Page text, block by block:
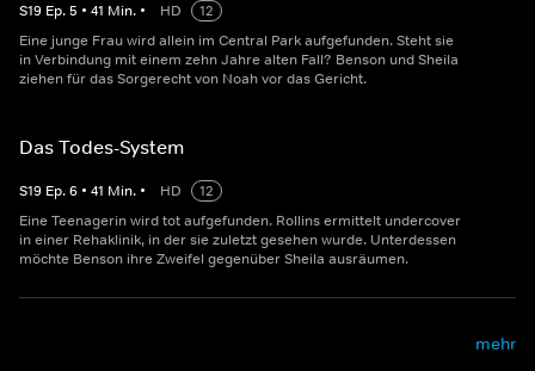
S19 Ep.5 • 41 Min. • HD
12
Eine junge Frau wird allein im Central Park aufgefunden. Steht sie
in Verbindung mit einem zehn Jahre alten Fall? Benson und Sheila
ziehen für das Sorgerecht von Noah vor das Gericht.
Das Todes-System
S19 Ep.6 • 41 Min. • HD
12
Eine Teenagerin wird tot aufgefunden. Rollins ermittelt undercover
in einer Rehaklinik, in der sie zuletzt gesehen wurde. Unterdessen
möchte Benson ihre Zweifel gegenüber Sheila ausräumen.
mehr